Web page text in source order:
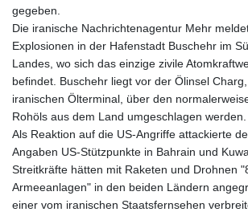
PAB 1.153368
PEN 3.906131
PGK 5.097172
PHP
PKR
PLN 4.297507
PYG
QAR 4.216324
RON 5.25165
RSD
RUB
gegeben.
Die iranische Nachrichtenagentur Mehr
Explosionen in der Hafenstadt Buschehr im
Landes, wo sich das einzige zivile
befindet. Buschehr liegt vor der Ölinsel
iranischen Ölterminal, über den
Rohöls aus dem Land umgeschlagen werden.
Als Reaktion auf die US-Angriffe attackierte
Angaben US-Stützpunkte in Bahrain und
Streitkräfte hätten mit Raketen und Drohnen
Armeeanlagen" in den beiden Ländern
einer vom iranischen Staatsfernsehen